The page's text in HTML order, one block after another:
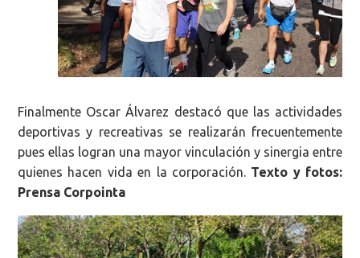
Finalmente Oscar Álvarez destacó que las actividades
deportivas y recreativas se realizarán frecuentemente
pues ellas logran una mayor vinculación y sinergia entre
quienes hacen vida en la corporación. Texto y fotos:
Prensa Corpointa